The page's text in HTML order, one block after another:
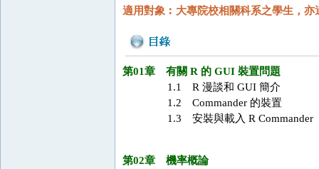
適用對象︰大專院校相關科系之學生，亦
第01章 有關 R 的 GUI 裝置問題
1.1 R 漫談和 GUI 簡介
1.2 Commander 的裝置
1.3 安裝與載入 R Commander
第02章 機率概論